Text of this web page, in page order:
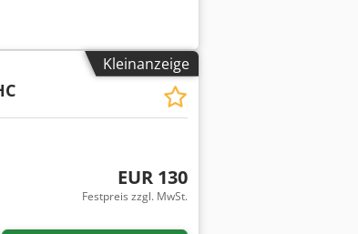
Kleinanzeige
EUR 130
Festpreis zzgl. MwSt.